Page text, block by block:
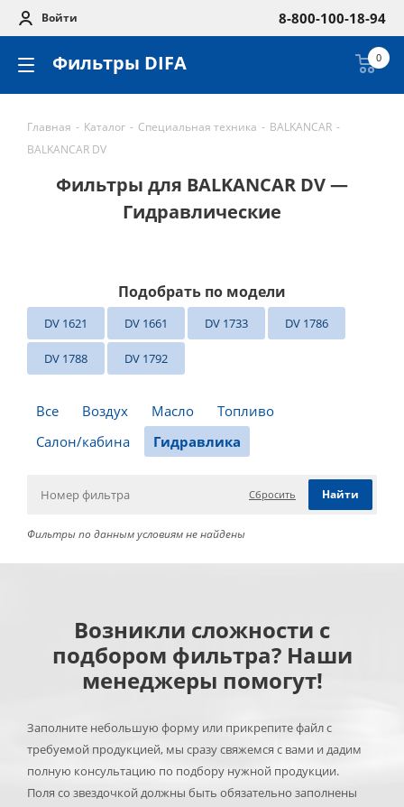
Войти 8-800-100-18-94
Фильтры DIFA 0
Главная - Каталог - Специальная техника - BALKANCAR -
BALKANCAR DV
Фильтры для BALKANCAR DV —
Гидравлические
Подобрать по модели
DV 1621 DV 1661 DV 1733 DV 1786
DV 1788 DV 1792
Все Воздух Масло
Топливо
Салон/кабина
Гидравлика
Сбросить
Фильтры по данным условиям не найдены
Возникли сложности с
подбором фильтра? Наши
менеджеры помогут!
Заполните небольшую форму или прикрепите файл с
требуемой продукцией, мы сразу свяжемся с вами и дадим
полную консультацию по подбору нужной продукции.
Поля со звездочкой должны быть обязательно заполнены